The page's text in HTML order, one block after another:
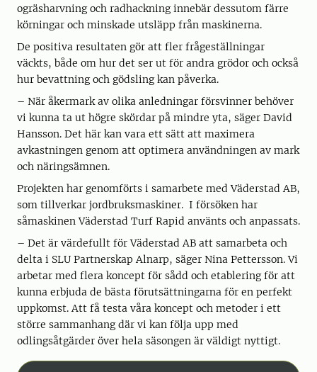
ogräsharvning och radhackning innebär dessutom färre
körningar och minskade utsläpp från maskinerna.
De positiva resultaten gör att fler frågeställningar
väckts, både om hur det ser ut för andra grödor och också
hur bevattning och gödsling kan påverka.
– När åkermark av olika anledningar försvinner behöver
vi kunna ta ut högre skördar på mindre yta, säger David
Hansson. Det här kan vara ett sätt att maximera
avkastningen genom att optimera användningen av mark
och näringsämnen.
Projekten har genomförts i samarbete med Väderstad AB,
som tillverkar jordbruksmaskiner. I försöken har
såmaskinen Väderstad Turf Rapid använts och anpassats.
– Det är värdefullt för Väderstad AB att samarbeta och
delta i SLU Partnerskap Alnarp, säger Nina Pettersson. Vi
arbetar med flera koncept för sådd och etablering för att
kunna erbjuda de bästa förutsättningarna för en perfekt
uppkomst. Att få testa våra koncept och metoder i ett
större sammanhang där vi kan följa upp med
odlingsåtgärder över hela säsongen är väldigt nyttigt.